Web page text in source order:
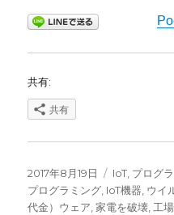
共有:
共有
投
稿
日:
2017年8月19日
カ
テ
ゴ
IoT, プログ
プログラミング, IoT機器, ウイ
代金）ウェア,家電を破壊,工場